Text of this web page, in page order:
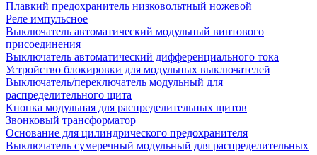
Плавкий предохранитель низковольтный ножевой
Реле импульсное
Выключатель автоматический модульный винтового
присоединения
Выключатель автоматический дифференциального тока
Устройство блокировки для модульных выключателей
Выключатель/переключатель модульный для
распределительного щита
Кнопка модульная для распределительных щитов
Звонковый трансформатор
Основание для цилиндрического предохранителя
Выключатель сумеречный модульный для распределительных